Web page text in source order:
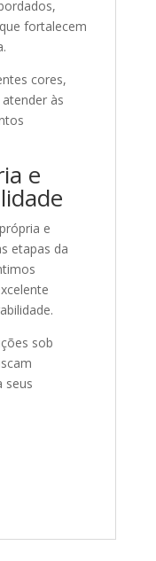
fortalecem
cores,
às
e
e
etapas da
sob
seus